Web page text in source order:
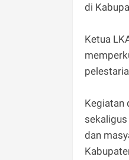
di
Ketua
Kegiatan
dan